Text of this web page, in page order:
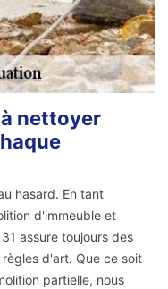
nettoyer
hasard. En tant
d'immeuble et
assure toujours des
d'art. Que ce soit
partielle, nous